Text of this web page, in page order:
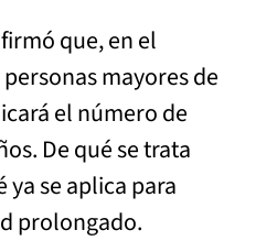
que, en el
mayores de
el número de
De qué se trata
se aplica para
prolongado.